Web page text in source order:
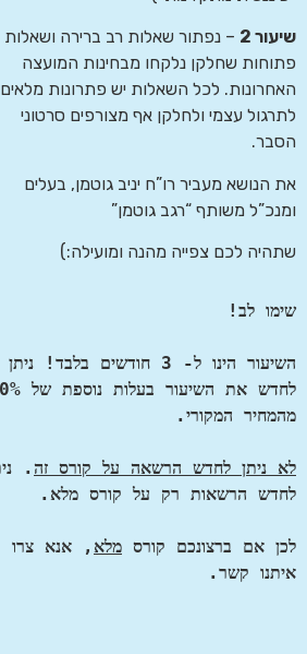
שיעור 2
– נפתור שאלות רב ברירה ושאלות
פתוחות שחלקן נלקחו מבחינות המועצה
האחרונות. לכל השאלות יש פתרונות מלאים
לתרגול עצמי ולחלקן אף מצורפים סרטוני
הסבר.
את הנושא מעביר רו”ח יניב גוטמן, בעלים
ומנכ”ל משותף “רגב גוטמן”
שתהיה לכם צפייה מהנה ומועילה:)
שימו לב!
מהמחיר המקורי.
לא ניתן לחדש הרשאה על קורס זה
לחדש הרשאות רק על קורס מלא.
לכן אם ברצונכם קורס מלא